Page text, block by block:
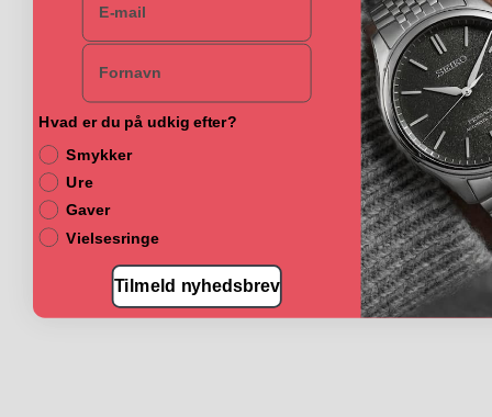
Navn
Hvad er du på udkig efter?
Smykker
Ure
Gaver
Vielsesringe
Tilmeld nyhedsbrev